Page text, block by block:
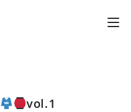
vol.1